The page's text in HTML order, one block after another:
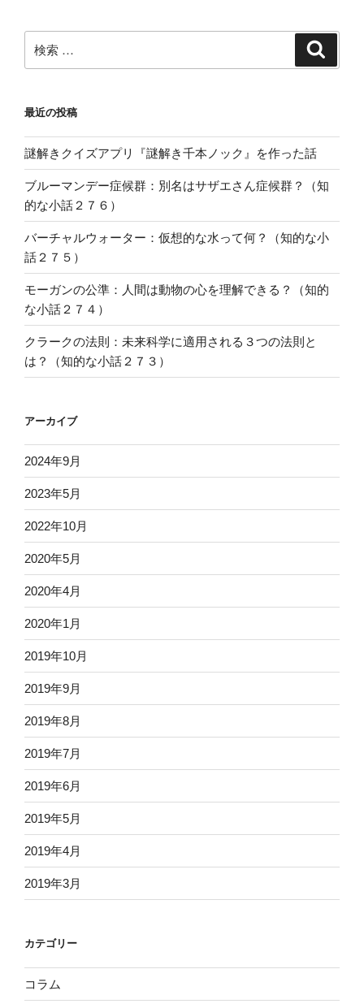
索:
最近の投稿
謎解きクイズアプリ『謎解き千本ノック』を作った話
ブルーマンデー症候群：別名はサザエさん症候群？（知
的な小話２７６）
バーチャルウォーター：仮想的な水って何？（知的な小
話２７５）
モーガンの公準：人間は動物の心を理解できる？（知的
な小話２７４）
クラークの法則：未来科学に適用される３つの法則と
は？（知的な小話２７３）
アーカイブ
2024年9月
2023年5月
2022年10月
2020年5月
2020年4月
2020年1月
2019年10月
2019年9月
2019年8月
2019年7月
2019年6月
2019年5月
2019年4月
2019年3月
カテゴリー
コラム